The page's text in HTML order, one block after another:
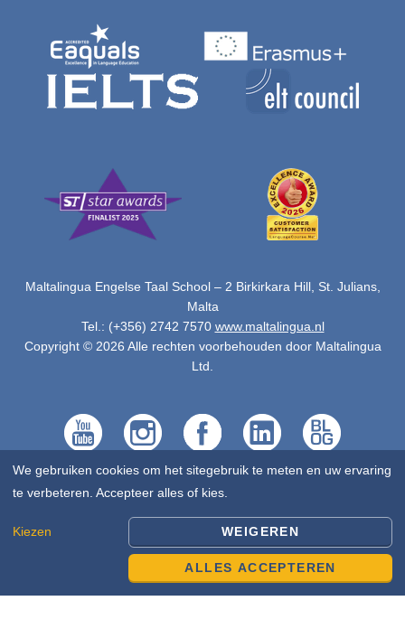
Maltalingua Engelse Taal School – 2 Birkirkara Hill, St. Julians,
Malta
Tel.: (+356) 2742 7570 www.maltalingua.nl
Copyright © 2026 Alle rechten voorbehouden door Maltalingua
Ltd.
We gebruiken cookies om het sitegebruik te meten en uw ervaring
te verbeteren. Accepteer alles of kies.
Kiezen WEIGEREN
ALLES ACCEPTEREN